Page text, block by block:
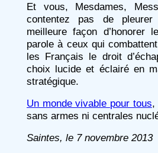
Et vous, Mesdames,
contentez pas de
meilleure façon d’honorer
parole à ceux qui
les Français le droit
choix lucide et éclairé en
stratégique.
Un monde vivable pour tous,
sans armes ni centrales
Saintes, le 7 novembre 2013